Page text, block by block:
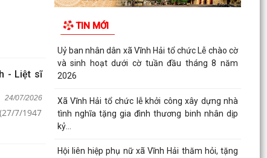
- Liệt sĩ
24/07/2026
7/1947
TIN MỚI
Uỷ ban nhân dân xã Vĩnh Hải tổ chức Lễ chào cờ
và sinh hoạt dưới cờ tuần đầu tháng 8 năm
2026
Xã Vĩnh Hải tổ chức lễ khởi công xây dựng nhà
tình nghĩa tặng gia đình thương binh nhân dịp
kỷ...
Hội liên hiệp phụ nữ xã Vĩnh Hải thăm hỏi, tặng